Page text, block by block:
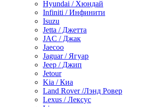
Hyundai / Хюндай
Infiniti / Инфинити
Isuzu
Jetta / Джетта
JAC / Джак
Jaecoo
Jaguar / Ягуар
Jeep / Джип
Jetour
Kia / Киа
Land Rover /Лэнд Ровер
Lexus / Лексус